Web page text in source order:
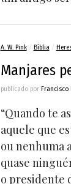
A. W. Pink/ Bíblia/
Manjares
publicado por Francisco
“Quando te
aquele que
ou nenhuma
quase
o presidente